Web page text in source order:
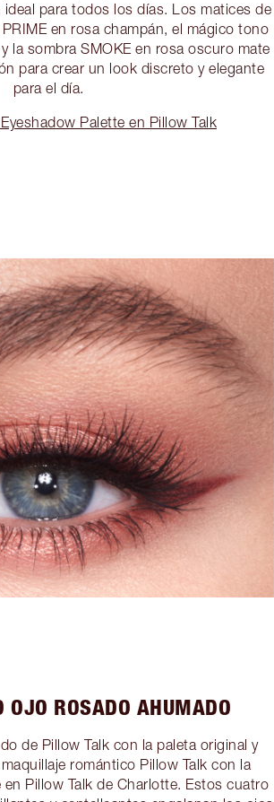
para todos los días. Los matices de
en rosa champán, el mágico tono
la sombra SMOKE en rosa oscuro mate
para crear un look discreto y elegante
para el día.
Palette en Pillow Talk
OJO ROSADO AHUMADO
de Pillow Talk con la paleta original y
romántico Pillow Talk con la
Pillow Talk de Charlotte. Estos cuatro